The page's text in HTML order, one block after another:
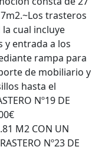
trasteros
cual incluye
y entrada a los
rampa para
de mobiliario y
hasta el
Nº19 DE
M2 CON UN
Nº23 DE